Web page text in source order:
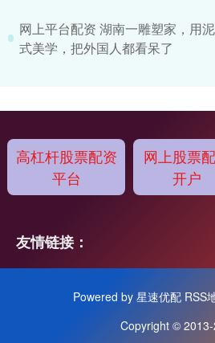
网上平台配资 湖南一雕塑家，用
式美学，把外国人都看呆了
高杠杆股票配资
平台
网上股票
开户
友情链接：
Powered by 星速优配 RSS
Copyright ©